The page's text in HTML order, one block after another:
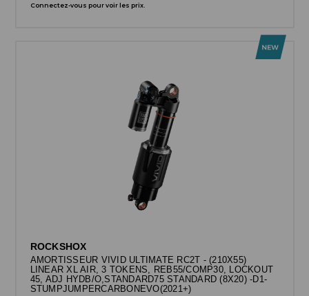
Connectez-vous pour voir les prix.
ROCKSHOX
AMORTISSEUR VIVID ULTIMATE RC2T - (210X55)
LINEAR XL AIR, 3 TOKENS, REB55/COMP30, LOCKOUT
45, ADJ HYDB/O,STANDARD75 STANDARD (8X20) -D1-
STUMPJUMPERCARBONEVO(2021+)